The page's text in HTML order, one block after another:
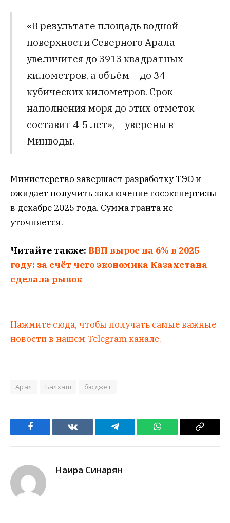
«В результате площадь водной
поверхности Северного Арала
увеличится до 3913 квадратных
километров, а объём – до 34
кубических километров. Срок
наполнения моря до этих отметок
составит 4-5 лет», – уверены в
Минводы.
Министерство завершает разработку ТЭО и
ожидает получить заключение госэкспертизы
в декабре 2025 года. Сумма гранта не
уточняется.
Читайте также: ВВП вырос на 6% в 2025
году: за счёт чего экономика Казахстана
сделала рывок
Нажмите сюда, чтобы получать самые важные
новости в нашем Telegram канале.
Арал Балхаш бюджет
Facebook VKontakteTelegram WhatsApp Copy
Наира Синарян